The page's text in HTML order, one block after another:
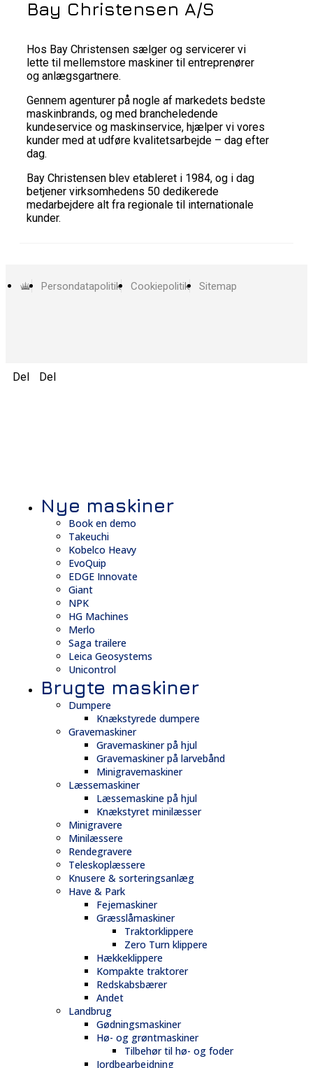
Bay Christensen A/S
Hos Bay Christensen sælger og servicerer vi
lette til mellemstore maskiner til entreprenører
og anlægsgartnere.
Gennem agenturer på nogle af markedets bedste
maskinbrands, og med brancheledende
kundeservice og maskinservice, hjælper vi vores
kunder med at udføre kvalitetsarbejde – dag efter
dag.
Bay Christensen blev etableret i 1984, og i dag
betjener virksomhedens 50 dedikerede
medarbejdere alt fra regionale til internationale
kunder.
Persondatapolitik Cookiepolitik Sitemap
Del Del
Nye maskiner
Book en demo
Takeuchi
Kobelco Heavy
EvoQuip
EDGE Innovate
Giant
NPK
HG Machines
Merlo
Saga trailere
Leica Geosystems
Unicontrol
Brugte maskiner
Dumpere
Knækstyrede dumpere
Gravemaskiner
Gravemaskiner på hjul
Gravemaskiner på larvebånd
Minigravemaskiner
Læssemaskiner
Læssemaskine på hjul
Knækstyret minilæsser
Minigravere
Minilæssere
Rendegravere
Teleskoplæssere
Knusere & sorteringsanlæg
Have & Park
Fejemaskiner
Græsslåmaskiner
Traktorklippere
Zero Turn klippere
Hækkeklippere
Kompakte traktorer
Redskabsbærer
Andet
Landbrug
Gødningsmaskiner
Hø- og grøntmaskiner
Tilbehør til hø- og foder
Jordbearbejdning